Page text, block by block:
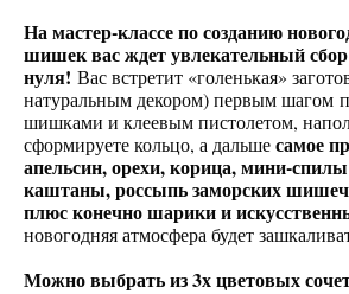
На мастер-классе по созданию
шишек вас ждет увлекательный
нуля! Вас встретит «голенькая»
натуральным декором) первым шагом
шишками и клеевым пистолетом,
сформируете кольцо, а дальшесамое
апельсин, орехи, корица, мини-
каштаны, россыпь заморских
плюс конечно шарики и
новогодняя атмосфера будет
Можно выбрать из 3х цветовых